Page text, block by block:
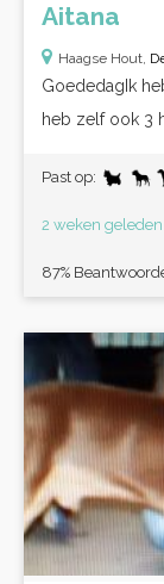
Aitana
Haagse Hout,
GoededagIk
heb zelf ook 3
Past op:
2 weken
87%